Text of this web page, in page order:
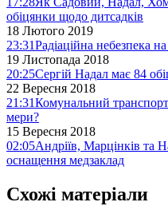
обіцянки щодо дитсадків
18 Лютого 2019
23:31Радіаційна небезпека
19 Листопада 2018
20:25Сергій Надал має 84
22 Вересня 2018
21:31Комунальний
мери?
15 Вересня 2018
02:05Андріїв, Марцінків та
оснащення медзаклад
Схожі матеріали